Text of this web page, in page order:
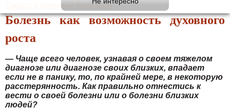
Смысл и причины болезней
Болезнь как возможность духовного
роста
— Чаще всего человек, узнавая о своем тяжелом
диагнозе или диагнозе своих близких, впадает
если не в панику, то, по крайней мере, в некоторую
расстерянность. Как правильно отнестись к
вести о своей болезни или о болезни близких
людей?